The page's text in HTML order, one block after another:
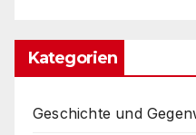
Kategorien
Geschichte und